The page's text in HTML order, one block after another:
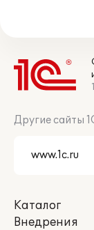
Другие сайты
Каталог
Внедрения